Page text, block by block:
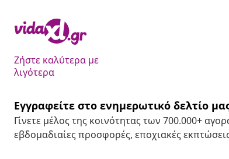
Ζήστε καλύτερα με
λιγότερα
Εγγραφείτε στο ενημερωτικό δελτίο
Γίνετε μέλος της κοινότητας των 700.000+
εβδομαδιαίες προσφορές, εποχιακές